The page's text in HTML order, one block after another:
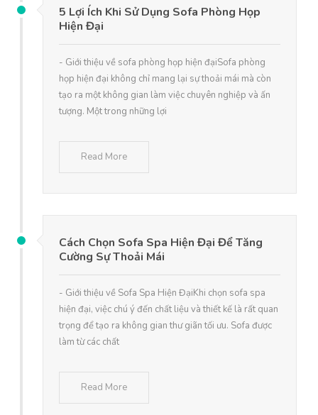
5 Lợi Ích Khi Sử Dụng Sofa Phòng Họp
Hiện Đại
- Giới thiệu về sofa phòng họp hiện đạiSofa phòng
họp hiện đại không chỉ mang lại sự thoải mái mà còn
tạo ra một không gian làm việc chuyên nghiệp và ấn
tượng. Một trong những lợi
Read More
Cách Chọn Sofa Spa Hiện Đại Để Tăng
Cường Sự Thoải Mái
- Giới thiệu về Sofa Spa Hiện ĐạiKhi chọn sofa spa
hiện đại, việc chú ý đến chất liệu và thiết kế là rất quan
trọng để tạo ra không gian thư giãn tối ưu. Sofa được
làm từ các chất
Read More